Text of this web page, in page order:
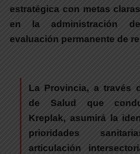
estratégica con metas
en la administración
evaluación permanente de
La Provincia, a través
de Salud que
Kreplak, asumirá la
prioridades
articulación